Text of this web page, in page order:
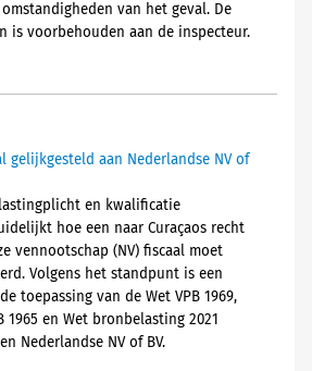
van het geval. De
is voorbehouden aan de inspecteur.
gelijkgesteld aan Nederlandse NV of
en kwalificatie
hoe een naar Curaçaos recht
vennootschap (NV) fiscaal moet
Volgens het standpunt is een
toepassing van de Wet VPB 1969,
1965 en Wet bronbelasting 2021
Nederlandse NV of BV.